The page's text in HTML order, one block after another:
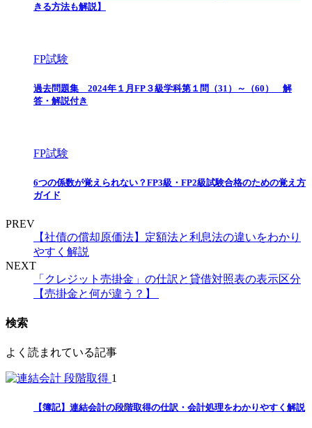
きる方法も解説】
FP試験
過去問題集 2024年１月FP３級学科第１問（31）～（60） 解
答・解説付き
FP試験
6つの係数が覚えられない？FP3級・FP2級試験合格のための覚え方
ガイド
PREV
【社債の償却原価法】定額法と利息法の違いをわかり
やすく解説
NEXT
「クレジット売掛金」の仕訳と貸借対照表の表示区分
【売掛金と何が違う？】
検索
よく読まれている記事
1
【簿記】連結会計の段階取得の仕訳・会計処理をわかりやすく解説